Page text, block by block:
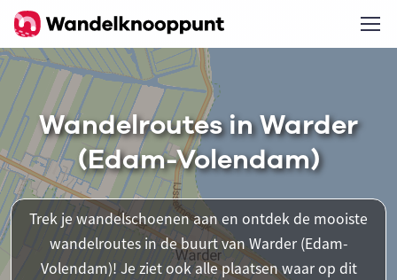
Wandelroutes in Warder
(Edam-Volendam)
Trek je wandelschoenen aan en ontdek de mooiste
wandelroutes in de buurt van Warder (Edam-
Volendam)! Je ziet ook alle plaatsen waar op dit